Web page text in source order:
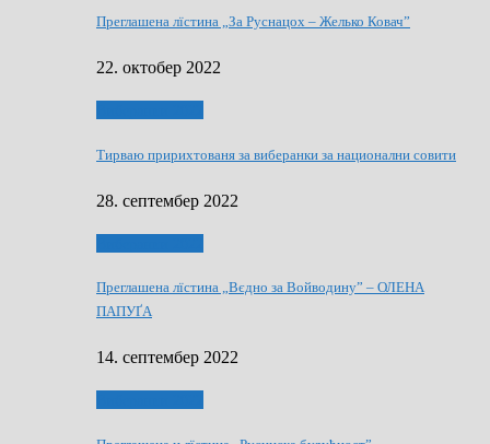
Преглашена лїстина „За Руснацох – Желько Ковач”
22. октобер 2022
Тирваю пририхтованя за виберанки за национални совити
28. септембер 2022
Преглашена лїстина „Вєдно за Войводину” – ОЛЕНА
ПАПУҐА
14. септембер 2022